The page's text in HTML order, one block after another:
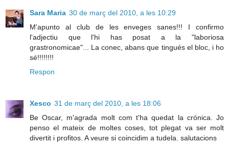
Sara Maria 30 de març del 2010, a les 10:29
M'apunto al club de les enveges sanes!!! I confirmo
l'adjectiu que l'hi has posat a la "laboriosa
grastronomicae"... La conec, abans que tingués el bloc, i ho
sé!!!!!!!!
Respon
Xesco 31 de març del 2010, a les 18:06
Be Oscar, m'agrada molt com t'ha quedat la crónica. Jo
penso el mateix de moltes coses, tot plegat va ser molt
divertit i profitos. A veure si coincidim a tudela. salutacions